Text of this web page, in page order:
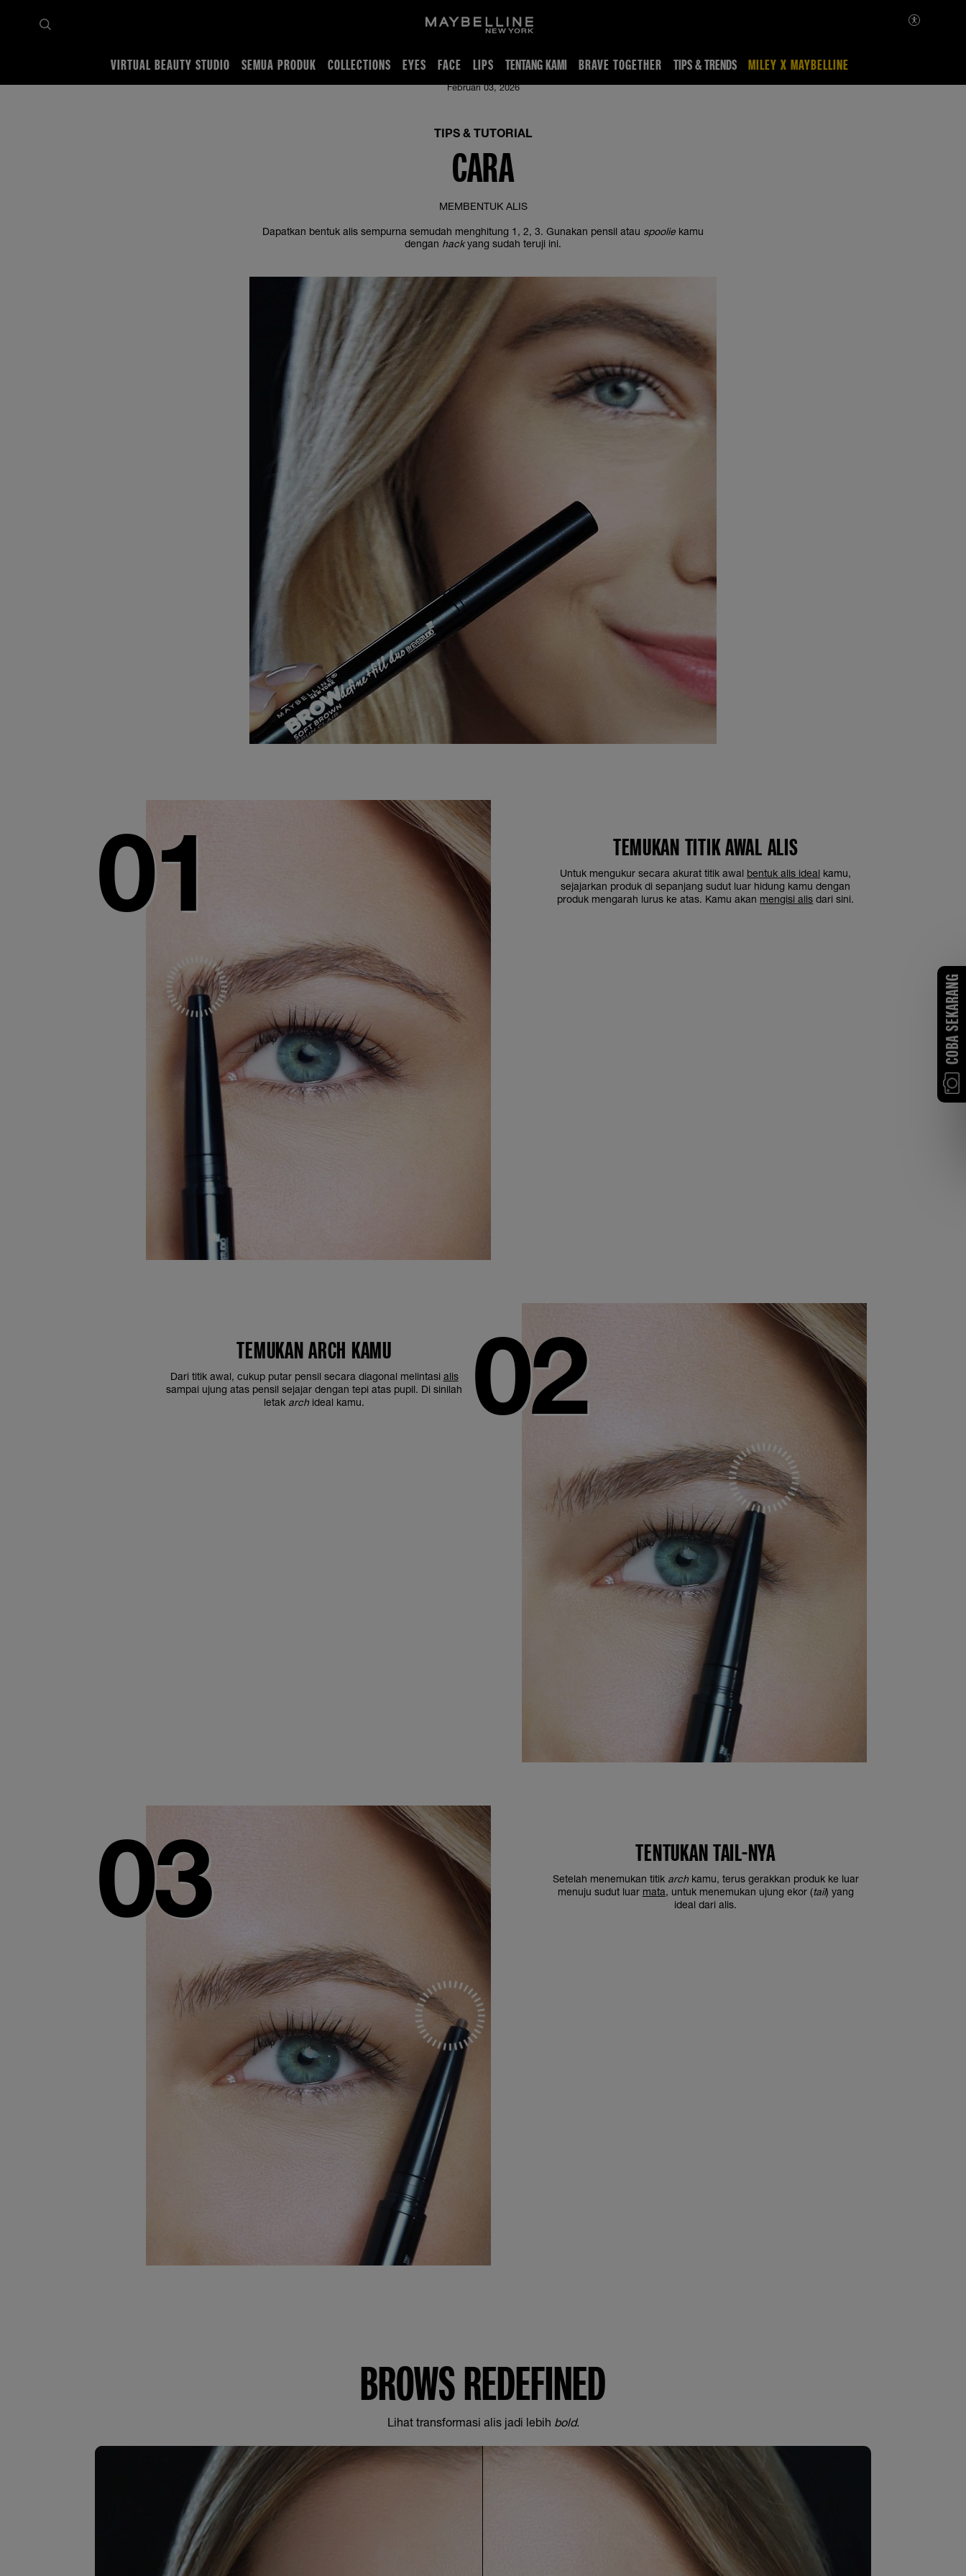
VIRTUAL BEAUTY STUDIO SEMUA PRODUK COLLECTIONS EYES FACE LIPS TENTANG KAMI BRAVE TOGETHER TIPS & TRENDS MILEY X MAYBELLINE
Tips & Trends Eyes Tutorial Eyebrow Makeup Cara membentuk alis dengan brow shaping chalk
Februari 03, 2026
TIPS & TUTORIAL
CARA
MEMBENTUK ALIS
Dapatkan bentuk alis sempurna semudah menghitung 1, 2, 3. Gunakan pensil atau spoolie kamu
dengan hackyang sudah teruji ini.
TEMUKAN TITIK AWAL ALIS
Untuk mengukur secara akurat titik awal bentuk alis ideal kamu,
sejajarkan produk di sepanjang sudut luar hidung kamu dengan
produk mengarah lurus ke atas. Kamu akan mengisi alis dari sini.
TEMUKAN ARCH KAMU
Dari titik awal, cukup putar pensil secara diagonal melintasi alis
sampai ujung atas pensil sejajar dengan tepi atas pupil. Di sinilah
letak arch ideal kamu.
TENTUKAN TAIL-NYA
Setelah menemukan titik archkamu, terus gerakkan produk ke luar
menuju sudut luar mata, untuk menemukan ujung ekor (tail) yang
ideal dari alis.
BROWS REDEFINED
Lihat transformasi alis jadi lebih bold.
COBA SEKARANG